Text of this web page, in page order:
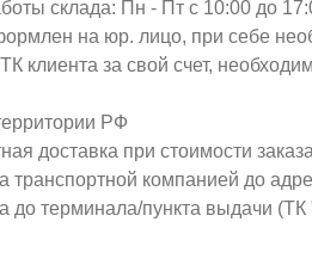
склада: Пн - Пт с 10:00 до
на юр. лицо, при себе
клиента за свой счет,
РФ
доставка при стоимости
транспортной компанией до
до терминала/пункта выдачи